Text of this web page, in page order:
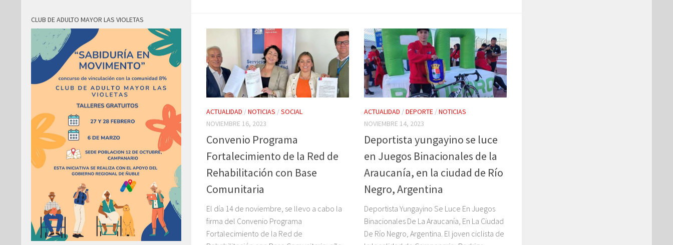
ACTUALIDAD /NOTICIAS /SOCIAL
NOVIEMBRE 16, 2023
Convenio Programa
Fortalecimiento de la Red de
Rehabilitación con Base
Comunitaria
El día 14 de noviembre, se llevo a cabo la
firma del Convenio Programa
Fortalecimiento de la Red de
ACTUALIDAD /DEPORTE /NOTICIAS
NOVIEMBRE 14, 2023
Deportista yungayino se luce
en Juegos Binacionales de la
Araucanía, en la ciudad de Río
Negro, Argentina
Deportista Yungayino Se Luce En Juegos
Binacionales De La Araucanía, En La Ciudad
De Río Negro, Argentina. El joven ciclista de
CLUB DE ADULTO MAYOR LAS VIOLETAS